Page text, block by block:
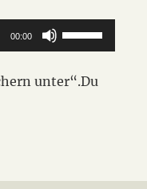
00:00
Hoch/Runter
um
unter“.Du